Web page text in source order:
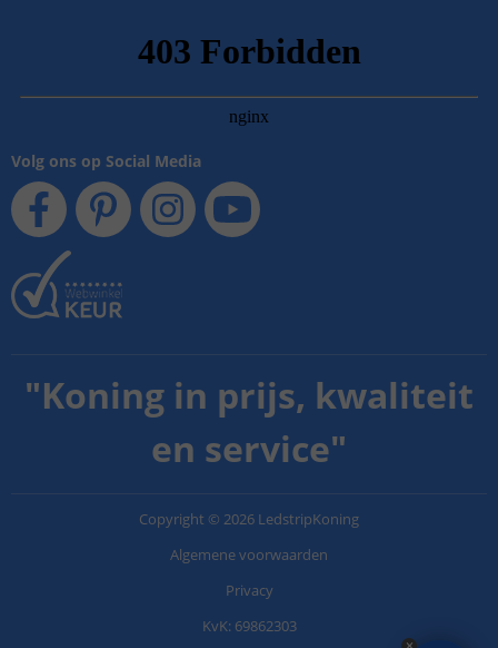
Volg ons op Social Media
"Koning in prijs, kwaliteit
en service"
Copyright © 2026 LedstripKoning
Algemene voorwaarden
Privacy
KvK: 69862303